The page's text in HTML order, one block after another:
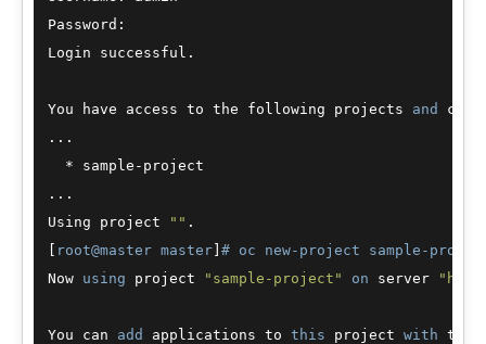
Password:
Login successful.
You have access to the following projects and can
...
  * sample-project
...
Using project
"" .
root@master master] # oc new-project sample-
Now using project "sample-project" on server
You can add applications to this project with the